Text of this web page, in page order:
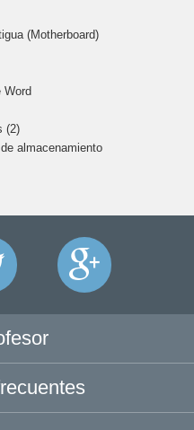
(Motherboard)
Word
(2)
almacenamiento